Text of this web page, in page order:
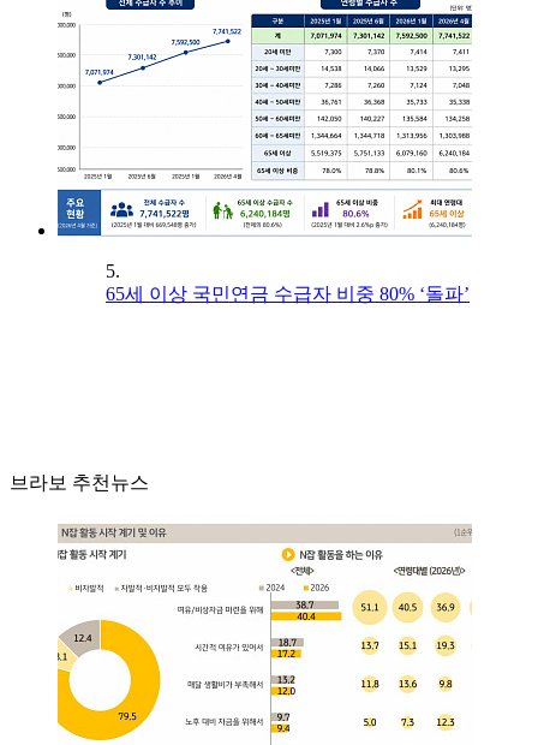
5.
65세 이상 국민연금 수급자 비중 80% ‘돌파’
브라보 추천뉴스